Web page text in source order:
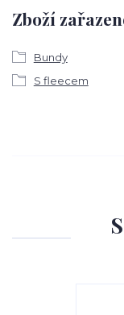
Zboží
Bundy
S fleecem